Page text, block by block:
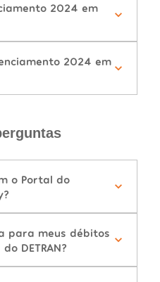
2024 em
2024 em
o Portal do
para meus débitos
DETRAN?